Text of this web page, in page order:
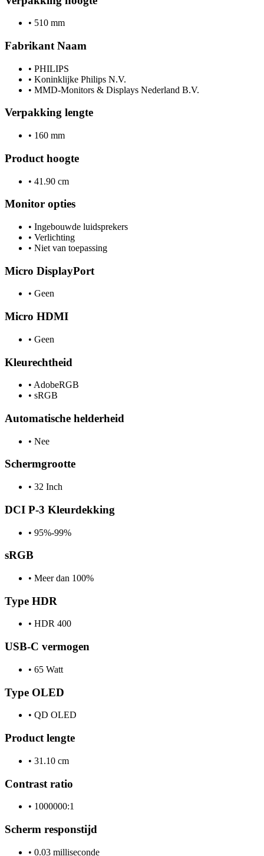
• 510 mm
Fabrikant Naam
• PHILIPS
• Koninklijke Philips N.V.
• MMD-Monitors & Displays Nederland B.V.
Verpakking lengte
• 160 mm
Product hoogte
• 41.90 cm
Monitor opties
• Ingebouwde luidsprekers
• Verlichting
• Niet van toepassing
Micro DisplayPort
• Geen
Micro HDMI
• Geen
Kleurechtheid
• AdobeRGB
• sRGB
Automatische helderheid
• Nee
Schermgrootte
• 32 Inch
DCI P-3 Kleurdekking
• 95%-99%
sRGB
• Meer dan 100%
Type HDR
• HDR 400
USB-C vermogen
• 65 Watt
Type OLED
• QD OLED
Product lengte
• 31.10 cm
Contrast ratio
• 1000000:1
Scherm responstijd
• 0.03 milliseconde